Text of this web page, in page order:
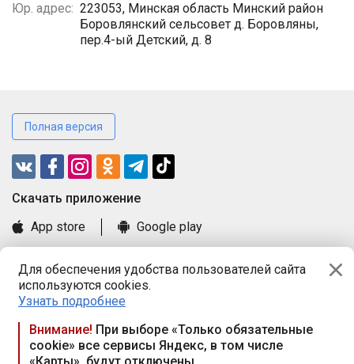
Для обеспечения удобства пользователей сайта
используются cookies.
Узнать подробнее
Внимание! При выборе «Только обязательные
cookie» все сервисы Яндекс, в том числе
Юр. адрес: 223053, Минская область Минский район
Боровлянский сельсовет д. Боровляны,
пер.4-ый Детский, д. 8
Полная версия
Cкачать приложение
App store
Google play
Книга замечаний и предложений
Правила и документы
Praca.by © 2000—2026, ООО «ПРАЦА БАЙ»
Республика Беларусь, 220114, г. Минск, пр-т Независимости
117а, пом. № 9.